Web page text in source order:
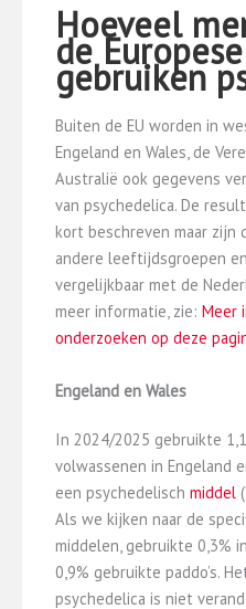
Hoeveel
de
gebruiken
Buiten de EU worden in
Engeland en Wales, de
Australië ook gegevens
van psychedelica. De
kort beschreven maar zijn
andere leeftijdsgroepen
vergelijkbaar met de
meer informatie, zie: Meer
onderzoeken op deze
Engeland en Wales
In 2024/2025 gebruikte
volwassenen in Engeland
een psychedelisch middel
Als we kijken naar de
middelen, gebruikte 0,3%
0,9% gebruikte paddo’s.
psychedelica is niet